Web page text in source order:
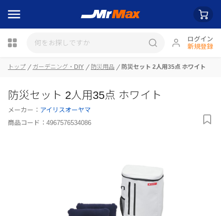
ログイン
新規登録
瓶詰
トップ ガーデニング・DIY 防災用品 防災セット 2人用35点 ホワイト
防災セット 2人用35点 ホワイト
メーカー： アイリスオーヤマ
商品コード： 4967576534086